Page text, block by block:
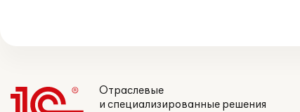
Отраслевые
и специализированные решения